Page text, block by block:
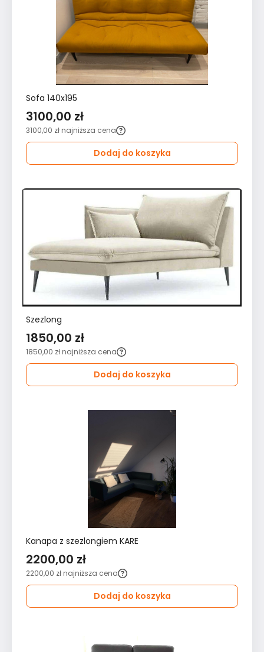
Sofa 140x195
3100,00 zł
3100,00 zł najniższa cena
Dodaj do koszyka
Szezlong
1850,00 zł
1850,00 zł najniższa cena
Dodaj do koszyka
Kanapa z szezlongiem KARE
2200,00 zł
2200,00 zł najniższa cena
Dodaj do koszyka